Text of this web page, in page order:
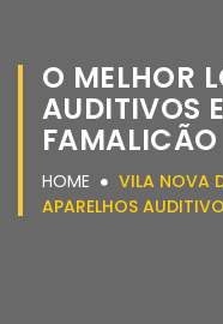
O MELHOR
AUDITIVOS
FAMALICÃO
HOME VILA NOVA
APARELHOS